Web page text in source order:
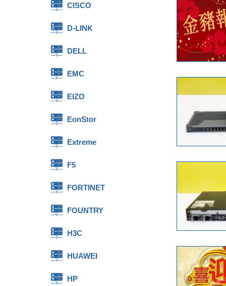
CISCO
D-LINK
DELL
EMC
EIZO
EonStor
Extreme
F5
FORTINET
FOUNTRY
H3C
HUAWEI
HP